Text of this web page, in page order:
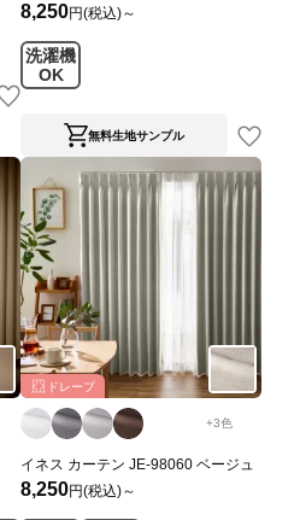
8,250円(税込)～
洗濯機
OK
無料生地サンプル
ドレープ
+3色
イネス カーテン JE-98060 ベージュ
8,250円(税込)～